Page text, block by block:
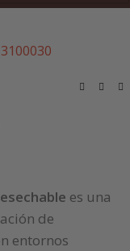
es una
de
entornos